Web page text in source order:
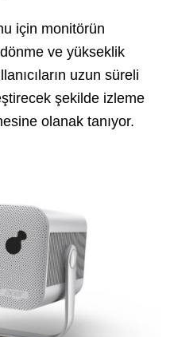
için monitörün
ve yükseklik
uzun süreli
şekilde izleme
olanak tanıyor.